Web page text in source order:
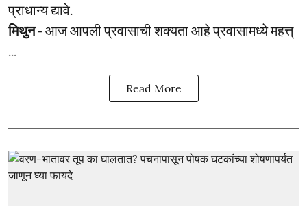
प्राधान्य द्यावे.
मिथुन- आज आपली प्रवासाची शक्यता आहे प्रवासामध्ये महत्त्
Read More